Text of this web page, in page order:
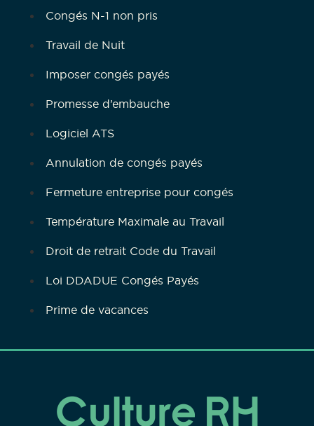
Congés N-1 non pris
Travail de Nuit
Imposer congés payés
Promesse d’embauche
Logiciel ATS
Annulation de congés payés
Fermeture entreprise pour congés
Température Maximale au Travail
Droit de retrait Code du Travail
Loi DDADUE Congés Payés
Prime de vacances